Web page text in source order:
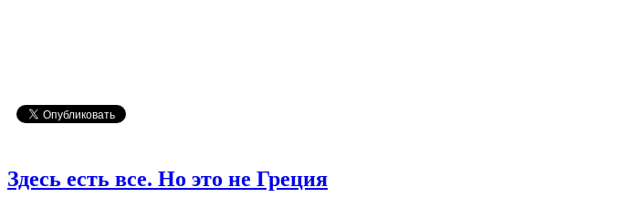
Здесь есть все. Но это не Греция